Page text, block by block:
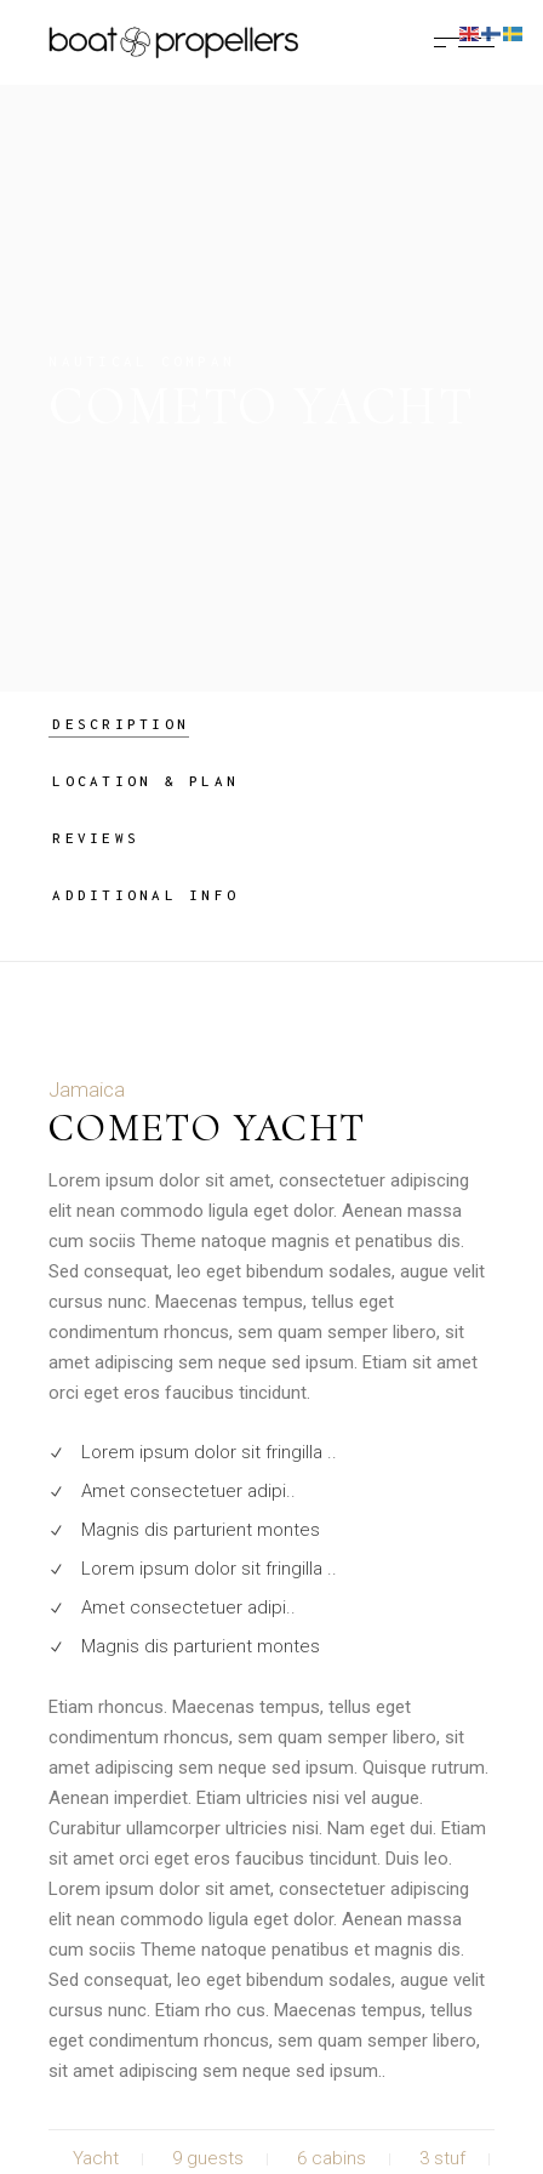
DESCRIPTION
LOCATION & PLAN
REVIEWS
ADDITIONAL INFO
Jamaica
COMETO YACHT
Lorem ipsum dolor sit amet, consectetuer adipiscing
elit nean commodo ligula eget dolor. Aenean massa
cum sociis Theme natoque magnis et penatibus dis.
Sed consequat, leo eget bibendum sodales, augue velit
cursus nunc. Maecenas tempus, tellus eget
condimentum rhoncus, sem quam semper libero, sit
amet adipiscing sem neque sed ipsum. Etiam sit amet
orci eget eros faucibus tincidunt.
Lorem ipsum dolor sit fringilla ..
Amet consectetuer adipi..
Magnis dis parturient montes
Lorem ipsum dolor sit fringilla ..
Amet consectetuer adipi..
Magnis dis parturient montes
Etiam rhoncus. Maecenas tempus, tellus eget
condimentum rhoncus, sem quam semper libero, sit
amet adipiscing sem neque sed ipsum. Quisque rutrum.
Aenean imperdiet. Etiam ultricies nisi vel augue.
Curabitur ullamcorper ultricies nisi. Nam eget dui. Etiam
sit amet orci eget eros faucibus tincidunt. Duis leo.
Lorem ipsum dolor sit amet, consectetuer adipiscing
elit nean commodo ligula eget dolor. Aenean massa
cum sociis Theme natoque penatibus et magnis dis.
Sed consequat, leo eget bibendum sodales, augue velit
cursus nunc. Etiam rho cus. Maecenas tempus, tellus
eget condimentum rhoncus, sem quam semper libero,
sit amet adipiscing sem neque sed ipsum..
Yacht 9 guests 6 cabins 3 stuf